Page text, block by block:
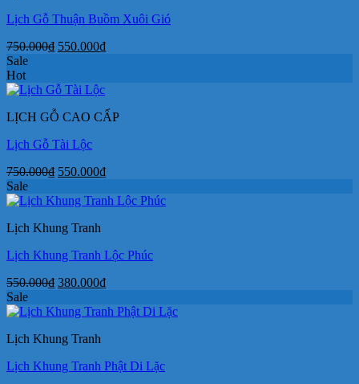
Lịch Gỗ Thuận Buồm Xuôi Gió
750.000₫ Giá
750.000₫.
550.000₫Giá
Sale
Hot
LỊCH GỖ CAO CẤP
Lịch Gỗ Tài Lộc
750.000₫ Giá
là:
550.000₫Giá
tại
Sale
Lịch Khung Tranh
Lịch Khung Tranh Lộc Phúc
550.000₫ Giá
là:
380.000₫Giá
tại
Sale
Lịch Khung Tranh
Lịch Khung Tranh Phật Di Lặc